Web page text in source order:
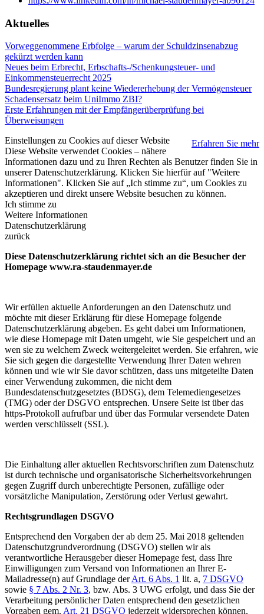
Aktuelles
Vorweggenommene Erbfolge – warum der Schuldzinsenabzug
gekürzt werden kann
Neues beim Erbrecht, Erbschafts-/Schenkungsteuer- und
Einkommensteuerrecht 2025
Bundesregierung plant keine Wiedererhebung der Vermögensteuer
Schadensersatz beim UniImmo ZBI?
Erste Erfahrungen mit der Empfängerüberprüfung bei
Überweisungen
Erfahren Sie mehr
Einstellungen zu Cookies auf dieser Website
Diese Website verwendet Cookies – nähere
Informationen dazu und zu Ihren Rechten als Benutzer finden Sie in
unserer Datenschutzerklärung. Klicken Sie hierfür auf "Weitere
Informationen". Klicken Sie auf „Ich stimme zu“, um Cookies zu
akzeptieren und direkt unsere Website besuchen zu können.
Ich stimme zu
Weitere Informationen
Datenschutzerklärung
zurück
Diese Datenschutzerklärung richtet sich an die Besucher der
Homepage www.ra-staudenmayer.de
Wir erfüllen aktuelle Anforderungen an den Datenschutz und
möchte mit dieser Erklärung für diese Homepage folgende
Datenschutzerklärung abgeben. Es geht dabei um Informationen,
wie diese Homepage mit Daten umgeht, wie Sie gespeichert und an
wen sie zu welchem Zweck weitergeleitet werden. Sie erfahren, wie
Sie sich gegen die dargestellte Verwendung Ihrer Daten wehren
können und wie wir Sie davor schützen, dass uns mitgeteilte Daten
einer Verwendung zukommen, die nicht dem
Bundesdatenschutzgesetztes (BDSG), dem Telemediengesetzes
(TMG) oder der DSGVO entsprechen. Unsere Seite ist über das
https-Protokoll aufrufbar und über das Formular versendete Daten
werden verschlüsselt (SSL).
Die Einhaltung aller aktuellen Rechtsvorschriften zum Datenschutz
ist durch technische und organisatorische Sicherheitsvorkehrungen
gegen Zugriff durch unberechtigte Personen, zufällige oder
vorsätzliche Manipulation, Zerstörung oder Verlust gewahrt.
Rechtsgrundlagen DSGVO
Entsprechend den Vorgaben der ab dem 25. Mai 2018 geltenden
Datenschutzgrundverordnung (DSGVO) stellen wir als
verantwortliche Herausgeber dieser Homepage fest, dass Ihre
Einwilligungen zum Versand von Informationen an Ihrer E-
Mailadresse(n) auf Grundlage derArt. 6 Abs. 1 lit. a, 7 DSGVO
sowie § 7 Abs. 2 Nr. 3, bzw. Abs. 3 UWG erfolgt, und dass Sie der
Verarbeitung persönlicher Daten entsprechend den gesetzlichen
Vorgaben gem. Art. 21 DSGVO jederzeit widersprechen können.